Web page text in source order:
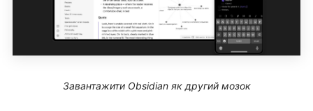
Завантажити Obsidian як другий мозок